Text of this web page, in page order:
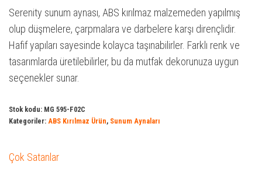
Serenity sunum aynası, ABS kırılmaz malzemeden yapılmış
olup düşmelere, çarpmalara ve darbelere karşı dirençlidir.
Hafif yapıları sayesinde kolayca taşınabilirler. Farklı renk ve
tasarımlarda üretilebilirler, bu da mutfak dekorunuza uygun
seçenekler sunar.
Stok kodu: MG 595-F02C
Kategoriler: ABS Kırılmaz Ürün, Sunum Aynaları
Çok Satanlar